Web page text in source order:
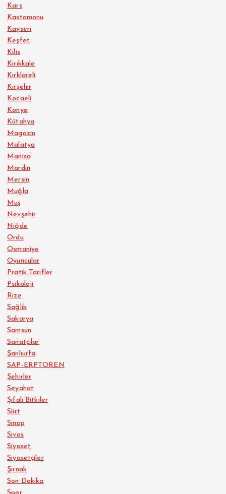
Kars
Kastamonu
Kayseri
Keşfet
Kilis
Kırıkkale
Kırklareli
Kırşehir
Kocaeli
Konya
Kütahya
Magazin
Malatya
Manisa
Mardin
Mersin
Muğla
Muş
Nevşehir
Niğde
Ordu
Osmaniye
Oyuncular
Pratik Tarifler
Psikoloji
Rize
Sağlık
Sakarya
Samsun
Sanatçılar
Şanlıurfa
SAP-ERPTOREN
Şehirler
Seyahat
Şifalı Bitkiler
Siirt
Sinop
Sivas
Siyaset
Siyasetçiler
Şırnak
Son Dakika